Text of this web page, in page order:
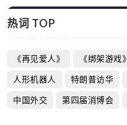
热词 TOP
《再见爱人》 《绑架游戏》
人形机器人 特朗普访华
中国外交 第四届消博会